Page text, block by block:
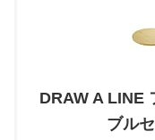
DRAW A LINE
ブル